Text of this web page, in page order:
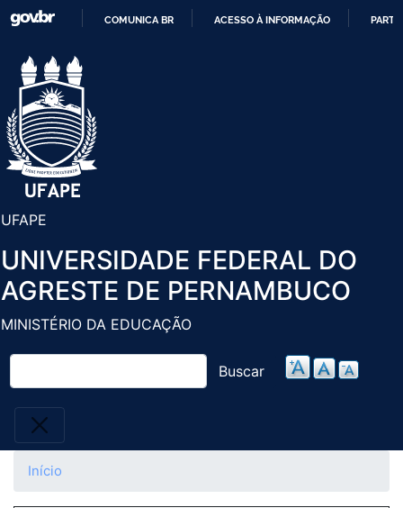
Pular
COMUNICA BR ACESSO À INFORMAÇÃO
UFAPE
UNIVERSIDADE FEDERAL DO
AGRESTE DE PERNAMBUCO
MINISTÉRIO DA EDUCAÇÃO
Buscar
Início